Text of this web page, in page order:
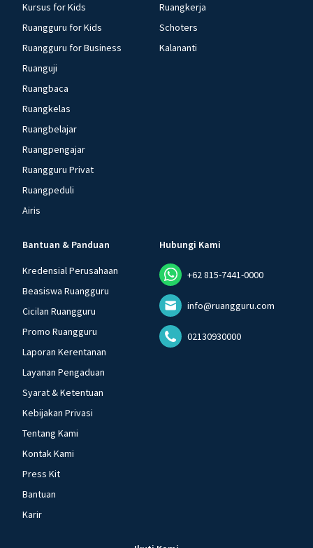
Kursus for Kids
Ruangguru for Kids
Ruangguru for Business
Ruanguji
Ruangbaca
Ruangkelas
Ruangbelajar
Ruangpengajar
Ruangguru Privat
Ruangpeduli
Airis
Ruangkerja
Schoters
Kalananti
Bantuan & Panduan
Kredensial Perusahaan
Beasiswa Ruangguru
Cicilan Ruangguru
Promo Ruangguru
Laporan Kerentanan
Layanan Pengaduan
Syarat & Ketentuan
Kebijakan Privasi
Tentang Kami
Kontak Kami
Press Kit
Bantuan
Karir
Hubungi Kami
+62 815-7441-0000
info@ruangguru.com
02130930000